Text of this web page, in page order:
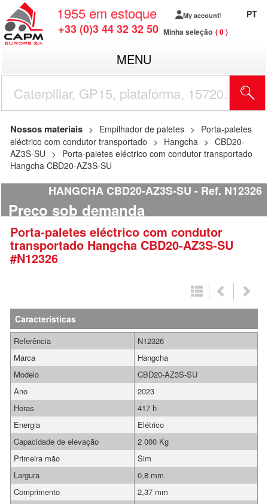
1955 em estoque
+33 (0)3 44 32 32 50
My account
Minha seleção 0
PT
MENU
Nossos materiais Empilhador de paletes
Porta-paletes
eléctrico com condutor transportado
Hangcha
CBD20-
AZ3S-SU
Porta-paletes eléctrico com condutor transportado
Hangcha CBD20-AZ3S-SU
HANGCHA CBD20-AZ3S-SU Ref. N12326
Preço sob demanda
Porta-paletes eléctrico com condutor
transportado Hangcha CBD20-AZ3S-SU
#N12326
Características
Referência
N12326
Marca
Hangcha
Modelo
CBD20-AZ3S-SU
Ano
2023
Horas
417 h
Energia
Elétrico
Capacidade de elevação
2 000 Kg
Primeira mão
Sim
Largura
0,8 mm
Comprimento
2,37 mm